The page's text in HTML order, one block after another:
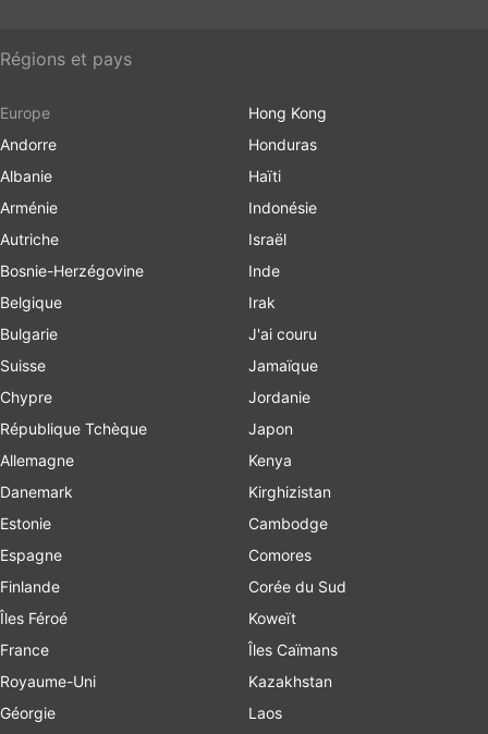
Régions et pays
Europe
Andorre
Albanie
Arménie
Autriche
Bosnie-Herzégovine
Belgique
Bulgarie
Suisse
Chypre
République Tchèque
Allemagne
Danemark
Estonie
Espagne
Finlande
Îles Féroé
France
Royaume-Uni
Géorgie
Hong Kong
Honduras
Haïti
Indonésie
Israël
Inde
Irak
J'ai couru
Jamaïque
Jordanie
Japon
Kenya
Kirghizistan
Cambodge
Comores
Corée du Sud
Koweït
Îles Caïmans
Kazakhstan
Laos